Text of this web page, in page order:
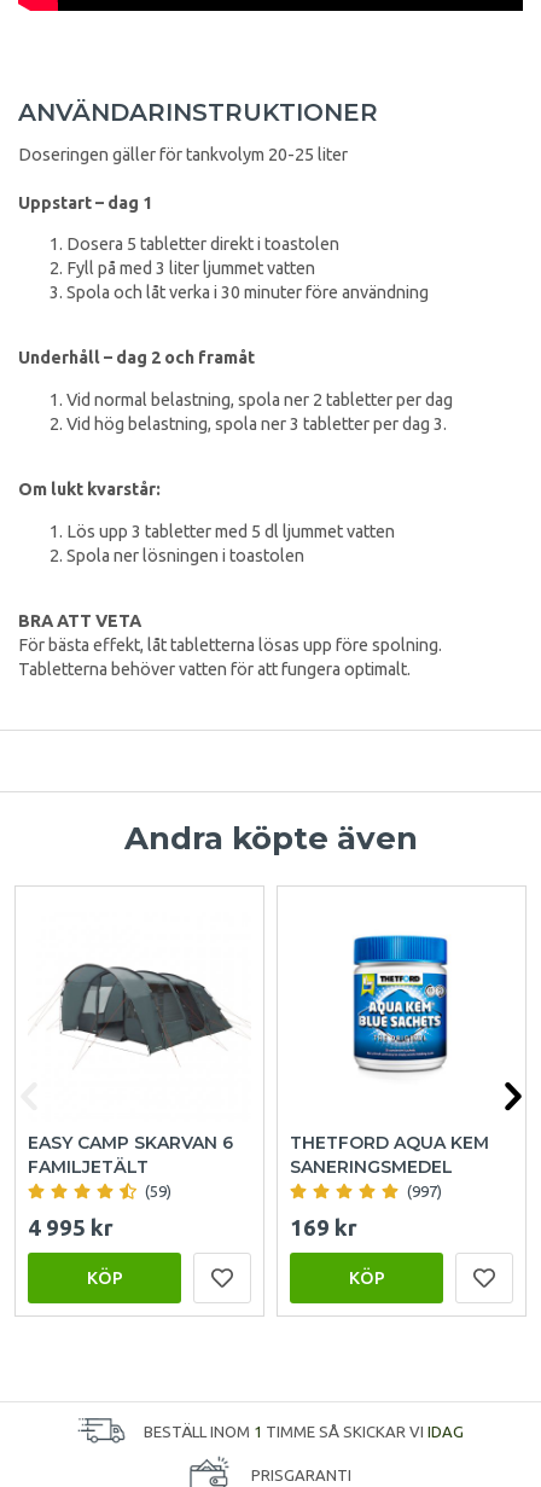
ANVÄNDARINSTRUKTIONER
Doseringen gäller för tankvolym 20-25 liter
Uppstart – dag 1
Dosera 5 tabletter direkt i toastolen
Fyll på med 3 liter ljummet vatten
Spola och låt verka i 30 minuter före användning
Underhåll – dag 2 och framåt
Vid normal belastning, spola ner 2 tabletter per dag
Vid hög belastning, spola ner 3 tabletter per dag 3.
Om lukt kvarstår:
Lös upp 3 tabletter med 5 dl ljummet vatten
Spola ner lösningen i toastolen
BRA ATT VETA
För bästa effekt, låt tabletterna lösas upp före spolning.
Tabletterna behöver vatten för att fungera optimalt.
Andra köpte även
EASY CAMP SKARVAN 6
FAMILJETÄLT
(59)
4 995 kr
KÖP
THETFORD AQUA KEM
SANERINGSMEDEL
(997)
169 kr
KÖP
BESTÄLL INOM 1 TIMME SÅ SKICKAR VI IDAG
PRISGARANTI